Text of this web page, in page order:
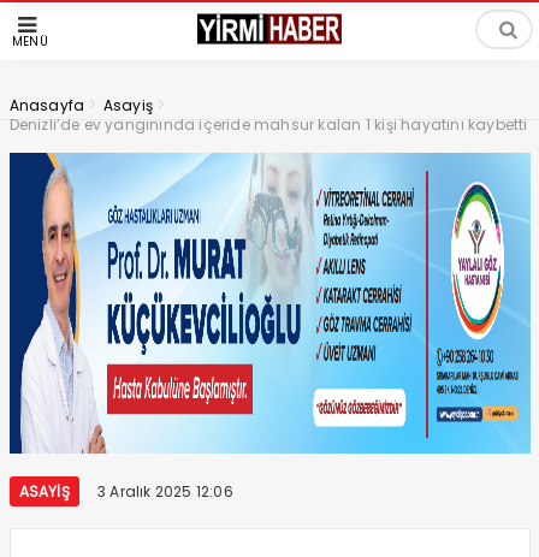
MENÜ
Anasayfa > Asayiş >
Denizli’de ev yangınında içeride mahsur kalan 1 kişi hayatını kaybetti
ASAYIŞ 3 Aralık 2025 12:06